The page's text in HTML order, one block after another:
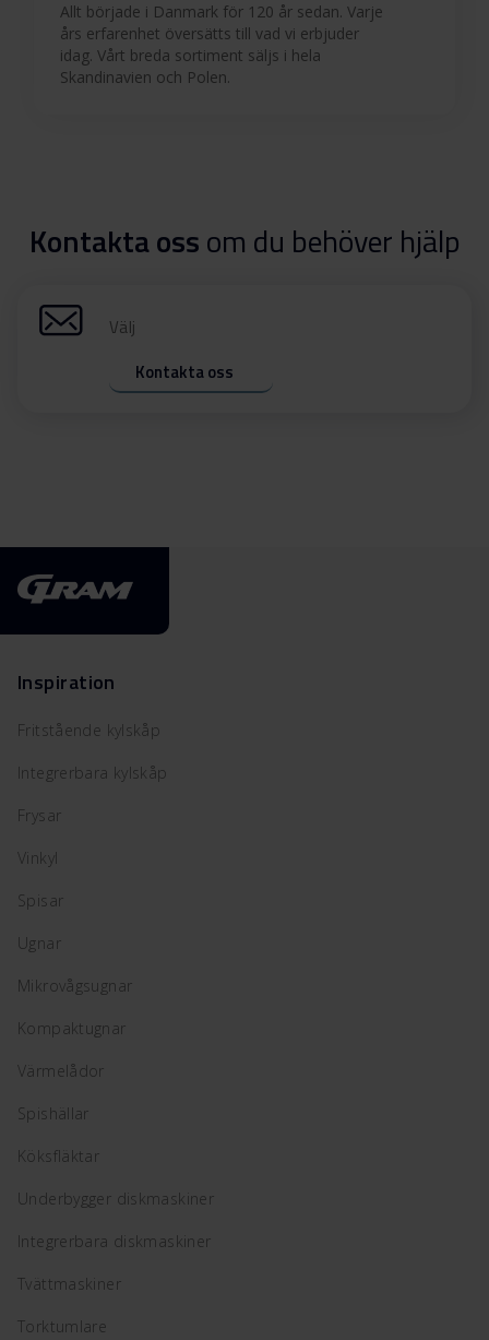
Allt började i Danmark för 120 år sedan. Varje
års erfarenhet översätts till vad vi erbjuder
idag. Vårt breda sortiment säljs i hela
Skandinavien och Polen.
Kontakta ossom du behöver hjälp
Välj
Kontakta oss
Inspiration
Fritstående kylskåp
Integrerbara kylskåp
Frysar
Vinkyl
Spisar
Ugnar
Mikrovågsugnar
Kompaktugnar
Värmelådor
Spishällar
Köksfläktar
Underbygger diskmaskiner
Integrerbara diskmaskiner
Tvättmaskiner
Torktumlare